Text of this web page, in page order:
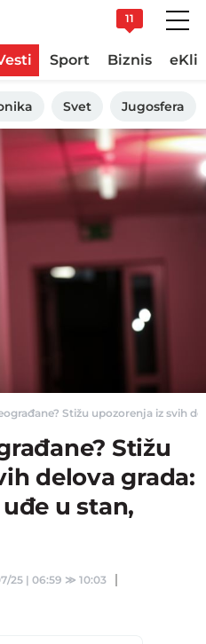
11
Sport Biznis
Svet Jugosfera
Stižu upozorenja iz svih
Stižu
delova grada:
u stan,
25 | 06:59 ≫10:03